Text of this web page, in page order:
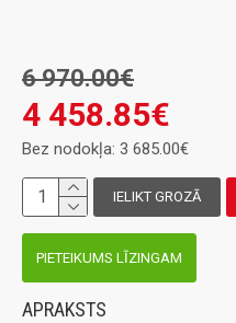
4 458.85€
6 970.00€
Bez nodokļa: 3 685.00€
IELIKT GROZĀ
PIETEIKUMS LĪZINGAM
APRAKSTS